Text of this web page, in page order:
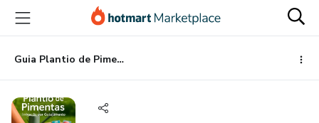
para
conteúdo
principal
para
pagamento
para
rodapé
Guia Plantio de Pimentas